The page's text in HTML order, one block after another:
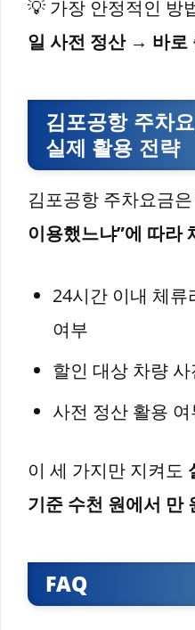
💡 가장 안정적인 방
일 사전 정산 → 바로
김포공항 주차
실제 활용 전략
김포공항 주차요금
이용했느냐”에 따라
24시간 이내 체류
여부
할인 대상 차량
사전 정산 활용 여
이 세 가지만 지켜도
기준 수천 원에서 만
FAQ